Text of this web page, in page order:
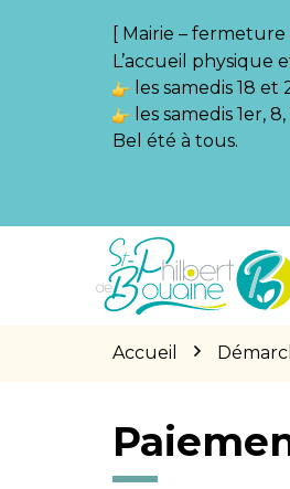
[ Mairie – fermeture
L’accueil physique
les samedis 18 et
les samedis 1er,
Bel été à tous.
Accueil